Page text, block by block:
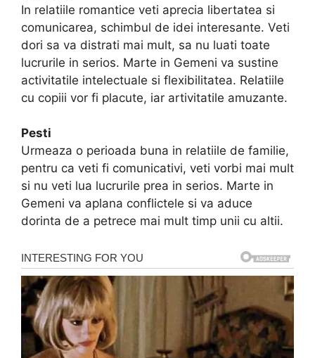
In relatiile romantice veti aprecia libertatea si
comunicarea, schimbul de idei interesante. Veti
dori sa va distrati mai mult, sa nu luati toate
lucrurile in serios. Marte in Gemeni va sustine
activitatile intelectuale si flexibilitatea. Relatiile
cu copiii vor fi placute, iar artivitatile amuzante.
Pesti
Urmeaza o perioada buna in relatiile de familie,
pentru ca veti fi comunicativi, veti vorbi mai mult
si nu veti lua lucrurile prea in serios. Marte in
Gemeni va aplana conflictele si va aduce
dorinta de a petrece mai mult timp unii cu altii.